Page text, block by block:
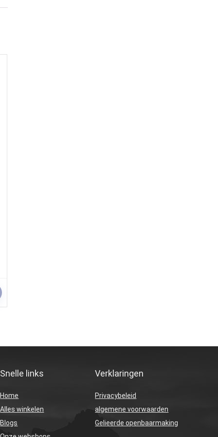
Snelle links
Home
Alles winkelen
Blogs
Verklaringen
Privacybeleid
algemene voorwaarden
Gelieerde openbaarmaking